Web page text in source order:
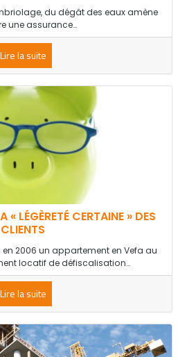
du dégât des eaux amène
une assurance…
Lire la suite
« LÉGÈRETÉ CERTAINE » DES
CLIENTS
2006 un appartement en Vefa au
locatif de défiscalisation…
Lire la suite